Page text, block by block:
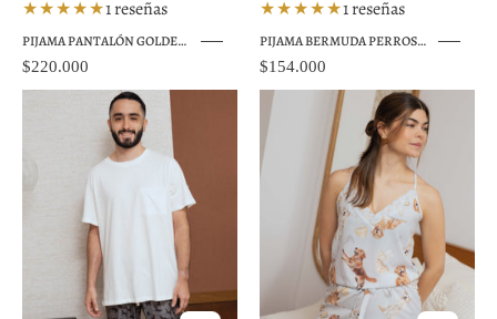
★★★★★1 reseñas
PIJAMA PANTALÓN GOLDEN RETRIVER TP0092
$220.000
★★★★★1 reseñas
PIJAMA BERMUDA PERROS MASCULINO TBM001
$154.000
Pijama
pantalón
hombre
Colombia
Pijama
short
perros
Golden
Hongos
gris
Colombia